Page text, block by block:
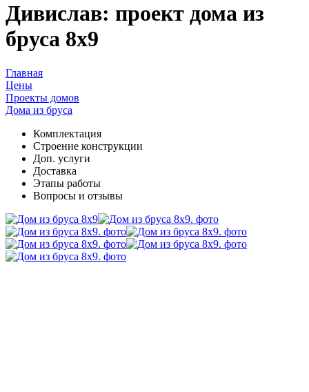
Дивислав: проект дома из
бруса 8х9
Главная
Цены
Проекты домов
Дома из бруса
Комплектация
Cтроение конструкции
Доп. услуги
Доставка
Этапы работы
Вопросы и отзывы